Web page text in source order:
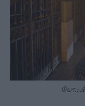
Φωτ.: